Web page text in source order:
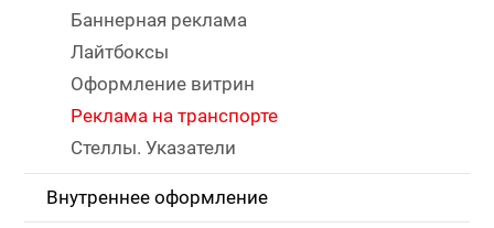
Баннерная реклама
Лайтбоксы
Оформление витрин
Реклама на транспорте
Стеллы. Указатели
Внутреннее оформление